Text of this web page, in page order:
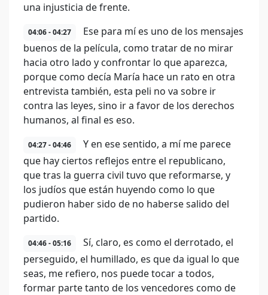
una injusticia de frente.
04:06 - 04:27
Ese para mí es uno de los mensajes
buenos de la película, como tratar de no mirar
hacia otro lado y confrontar lo que aparezca,
porque como decía María hace un rato en otra
entrevista también, esta peli no va sobre ir
contra las leyes, sino ir a favor de los derechos
humanos, al final es eso.
04:27 - 04:46
Y en ese sentido, a mí me parece
que hay ciertos reflejos entre el republicano,
que tras la guerra civil tuvo que reformarse, y
los judíos que están huyendo como lo que
pudieron haber sido de no haberse salido del
partido.
04:46 - 05:16
Sí, claro, es como el derrotado, el
perseguido, el humillado, es que da igual lo que
seas, me refiero, nos puede tocar a todos,
formar parte tanto de los vencedores como de